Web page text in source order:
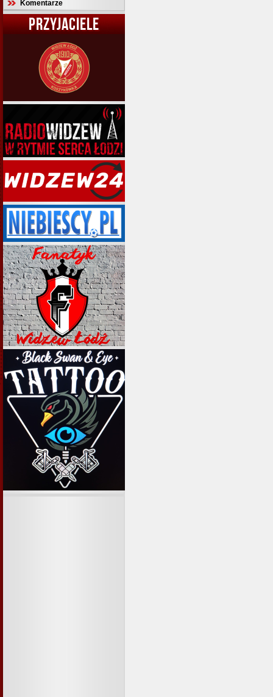
Komentarze
PRZYJACIELE